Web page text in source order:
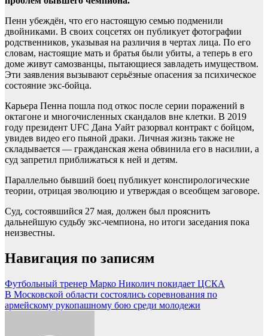
Пенн убеждён, что его настоящую семью подменили
двойниками. В своих соцсетях он публикует фотографии
родственников, указывая на различия в чертах лица. По его
словам, настоящие мать и братья были убиты, а теперь в его
доме живут самозванцы, пытающиеся завладеть имуществом.
Эти заявления вызывают серьёзные опасения за психическое
состояние экс-бойца.
Карьера Пенна пошла под откос после серии поражений в
октагоне и многочисленных скандалов вне клетки. В 2019
году президент UFC Дана Уайт разорвал контракт с бойцом,
увидев видео его пьяной драки. Личная жизнь также не
складывается — гражданская жена обвинила его в насилии, а
суд запретил приближаться к ней и детям.
Параллельно бывший боец публикует конспирологические
теории, отрицая эволюцию и утверждая о всеобщем заговоре.
Суд, состоявшийся 27 мая, должен был прояснить
дальнейшую судьбу экс-чемпиона, но итоги заседания пока
неизвестны.
Навигация по записям
Футбольный тренер Марко Николич покидает ЦСКА
В Московской области состоялись соревнования по
армейскому рукопашному бою среди молодежи